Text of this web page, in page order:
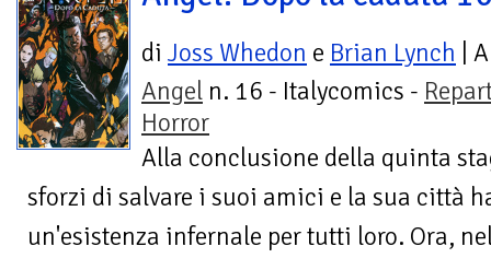
di Joss Whedon e Brian Lynch |
Angel n. 16 - Italycomics -
Horror
Alla conclusione della quinta
sforzi di salvare i suoi amici e la sua città
un'esistenza infernale per tutti loro. Ora,